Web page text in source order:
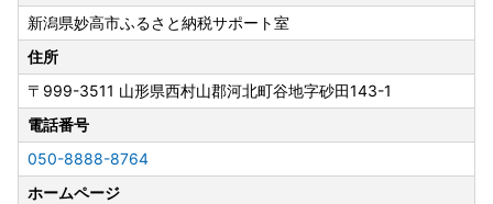
新潟県妙高市ふるさと納税サポート室
住所
〒999-3511 山形県西村山郡河北町谷地字砂田143-1
電話番号
050-8888-8764
ホームページ